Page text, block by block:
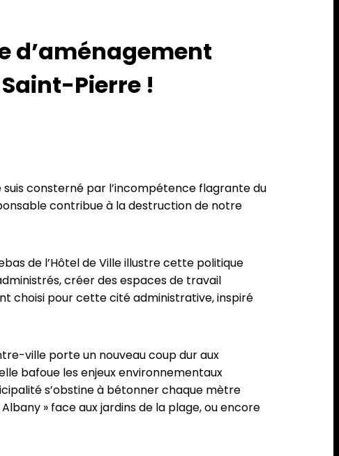
d’aménagement
Pierre !
consterné par l’incompétence flagrante du
contribue à la destruction de notre
de l’Hôtel de Ville illustre cette politique
créer des espaces de travail
choisi pour cette cité administrative, inspiré
ville porte un nouveau coup dur aux
bafoue les enjeux environnementaux
s’obstine à bétonner chaque mètre
» face aux jardins de la plage, ou encore